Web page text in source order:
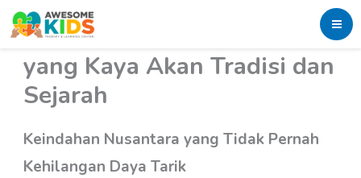
Skip
to
content
Pesona Alam Nusantara
yang Kaya Akan Tradisi dan
Sejarah
Keindahan Nusantara yang Tidak Pernah
Kehilangan Daya Tarik